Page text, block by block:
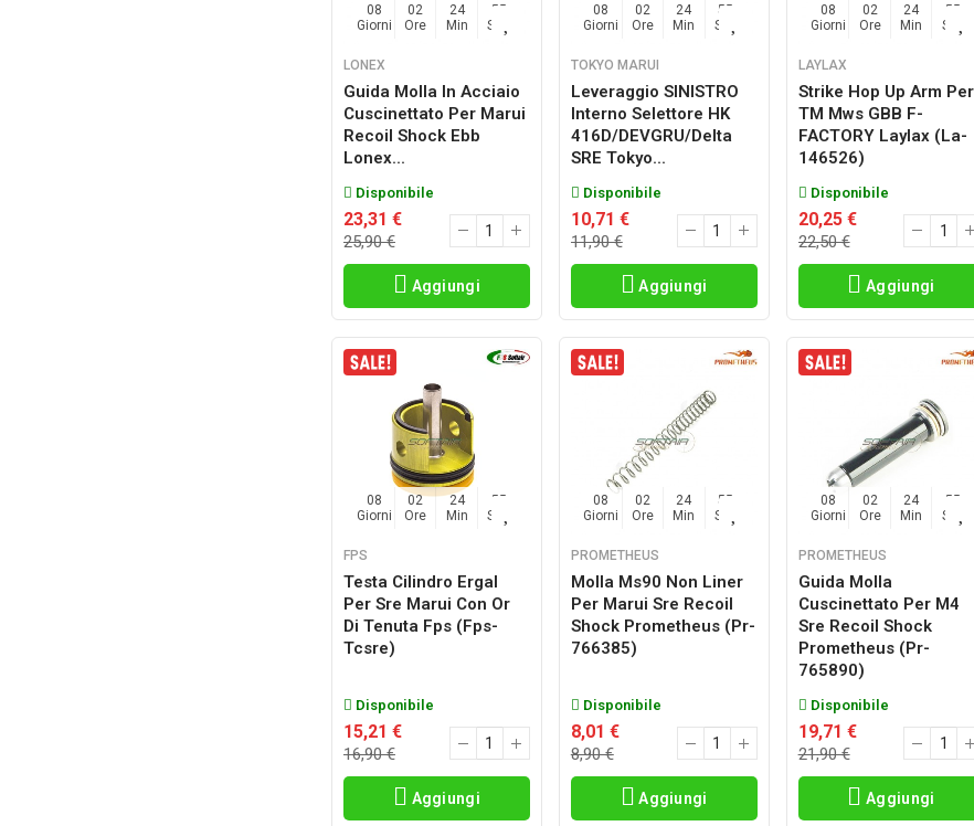
08
Giorni
02
Ore
24
Min
54
Sec
LONEX
Guida Molla In Acciaio
Cuscinettato Per Marui
Recoil Shock Ebb
Lonex...
Disponibile
23,31 €
25,90 €
Aggiungi
08
Giorni
02
Ore
24
Min
54
Sec
TOKYO MARUI
Leveraggio SINISTRO
Interno Selettore HK
416D/DEVGRU/Delta
SRE Tokyo...
Disponibile
10,71 €
11,90 €
Aggiungi
08
Giorni
02
Ore
24
Min
54
Sec
LAYLAX
Strike Hop Up Arm Per
TM Mws GBB F-
FACTORY Laylax (la-
146526)
Disponibile
20,25 €
22,50 €
Aggiungi
08
Giorni
02
Ore
24
Min
54
Sec
FPS
Testa Cilindro Ergal
Per Sre Marui Con Or
Di Tenuta Fps (fps-
Tcsre)
Disponibile
15,21 €
16,90 €
Aggiungi
08
Giorni
02
Ore
24
Min
54
Sec
PROMETHEUS
Molla Ms90 Non Liner
Per Marui Sre Recoil
Shock Prometheus (pr-
766385)
Disponibile
8,01 €
8,90 €
Aggiungi
08
Giorni
02
Ore
24
Min
54
Sec
PROMETHEUS
Guida Molla
Cuscinettato Per M4
Sre Recoil Shock
Prometheus (pr-
765890)
Disponibile
19,71 €
21,90 €
Aggiungi